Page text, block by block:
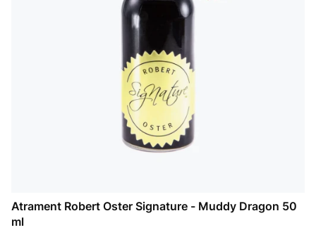
Atrament Robert Oster Signature - Muddy Dragon 50
ml